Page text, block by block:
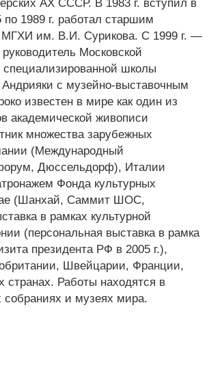
АХ СССР. В 1983 г. вступил в
1989 г. работал старшим
МГХИ им. В.И. Сурикова. С 1999 г. —
Московской
специализированной школы
Андрияки с музейно-выставочным
известен в мире как один из
академической живописи
множества зарубежных
(Международный
Дюссельдорф), Италии
Фонда культурных
(Шанхай, Саммит ШОС,
в рамках культурной
(персональная выставка в рамка
президента РФ в 2005 г.),
Швейцарии, Франции,
странах. Работы находятся в
собраниях и музеях мира.